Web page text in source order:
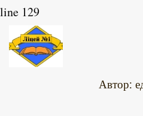
line 129
Автор: